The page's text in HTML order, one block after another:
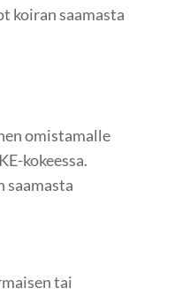
koiran saamasta
omistamalle
kokeessa.
saamasta
tai